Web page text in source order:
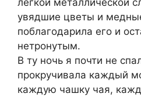
увядшие цветы и
поблагодарила его и
нетронутым.
В ту ночь я почти не
прокручивала каждый
каждую чашку чая,